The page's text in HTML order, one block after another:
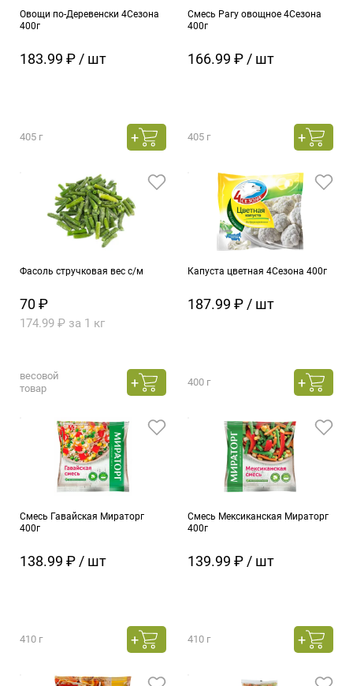
Овощи по-Деревенски 4Сезона
400г
183.99 ₽ / шт
405 г
Смесь Рагу овощное 4Сезона
400г
166.99 ₽ / шт
405 г
Фасоль стручковая вес с/м
70 ₽
174.99 ₽ за 1 кг
весовой
товар
Капуста цветная 4Сезона 400г
187.99 ₽ / шт
400 г
Смесь Гавайская Мираторг
400г
138.99 ₽ / шт
410 г
Смесь Мексиканская Мираторг
400г
139.99 ₽ / шт
410 г